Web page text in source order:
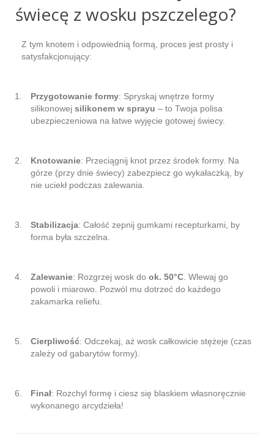
świecę z wosku pszczelego?
Z tym knotem i odpowiednią formą, proces jest prosty i
satysfakcjonujący:
Przygotowanie formy: Spryskaj wnętrze formy
silikonowej silikonem w sprayu – to Twoja polisa
ubezpieczeniowa na łatwe wyjęcie gotowej świecy.
Knotowanie: Przeciągnij knot przez środek formy. Na
górze (przy dnie świecy) zabezpiecz go wykałaczką, by
nie uciekł podczas zalewania.
Stabilizacja: Całość zepnij gumkami recepturkami, by
forma była szczelna.
Zalewanie: Rozgrzej wosk do ok. 50°C . Wlewaj go
powoli i miarowo. Pozwól mu dotrzeć do każdego
zakamarka reliefu.
Cierpliwość: Odczekaj, aż wosk całkowicie stężeje (czas
zależy od gabarytów formy).
Finał: Rozchyl formę i ciesz się blaskiem własnoręcznie
wykonanego arcydzieła!